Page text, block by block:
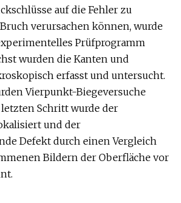
auf die Fehler zu
verursachen können, wurde
Prüfprogramm
wurden die Kanten und
erfasst und untersucht.
Vierpunkt-Biegeversuche
Schritt wurde der
und der
Defekt durch einen Vergleich
Bildern der Oberfläche vor